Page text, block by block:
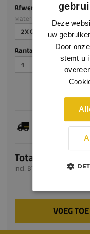
Afwerking
Materiaal: MDF
2X GEGROND
Aantal stuks
Je hebt
levertijd
Totaal
incl. BTW
VOEG
Deze
uw
Door
stemt u